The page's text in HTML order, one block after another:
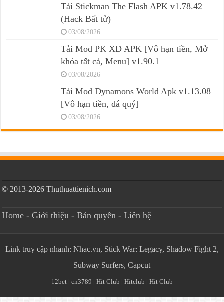
Tải Stickman The Flash APK v1.78.42
(Hack Bất tử)
03/08/2026
Tải Mod PK XD APK [Vô hạn tiền, Mở
khóa tất cả, Menu] v1.90.1
03/08/2026
Tải Mod Dynamons World Apk v1.13.08
[Vô hạn tiền, đá quý]
03/08/2026
© 2013-2026 Thuthuattienich.com
Home -Giới thiệu -Bản quyền -Liên hệ
Link truy cập nhanh: Nhac.vn, Stick War: Legacy, Shadow Fight 2,
Subway Surfers, Capcut
12bet| cn3789 | Hit Club | Hitclub | Hit Club